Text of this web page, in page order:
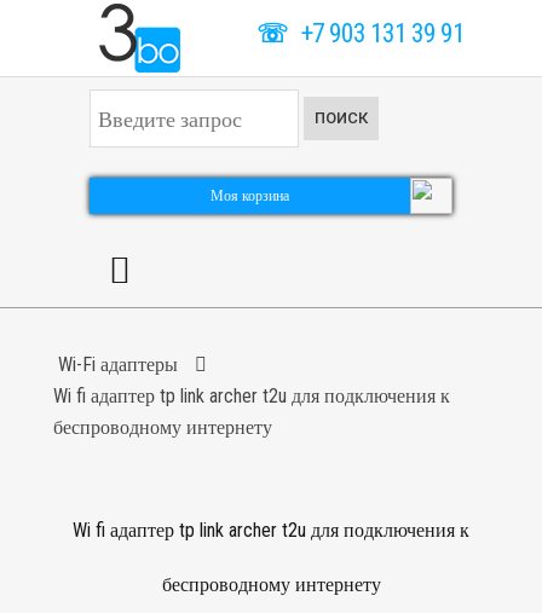
☏ +7 903 131 39 91
к
а
ь
ПОИСК
Моя корзина
Wi-Fi адаптеры
Wi fi адаптер tp link archer t2u для подключения к
беспроводному интернету
Wi fi адаптер tp link archer t2u для подключения к
беспроводному интернету